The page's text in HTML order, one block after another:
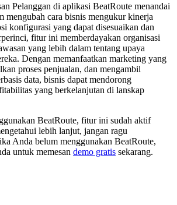
Pelanggan di aplikasi BeatRoute menandai
mengubah cara bisnis mengukur kinerja
konfigurasi yang dapat disesuaikan dan
fitur ini memberdayakan organisasi
yang lebih dalam tentang upaya
Dengan memanfaatkan marketing yang
proses penjualan, dan mengambil
data, bisnis dapat mendorong
yang berkelanjutan di lanskap
BeatRoute, fitur ini sudah aktif
lebih lanjut, jangan ragu
Anda belum menggunakan BeatRoute,
untuk memesan demo gratis sekarang.